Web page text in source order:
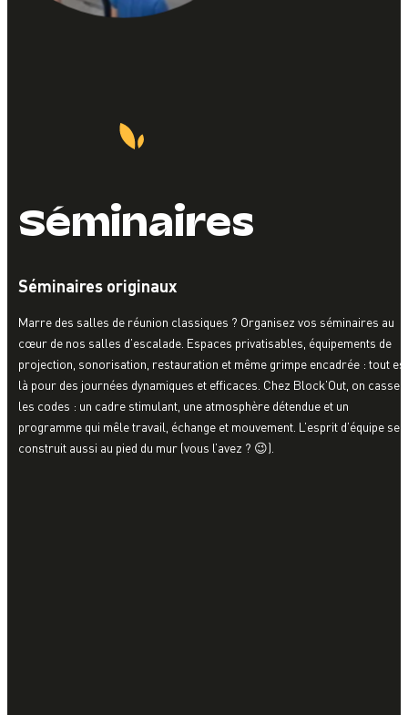
Séminaires
Séminaires originaux
Marre des salles de réunion classiques ? Organisez vos séminaires au
cœur de nos salles d’escalade. Espaces privatisables, équipements de
projection, sonorisation, restauration et même grimpe encadrée : tout est
là pour des journées dynamiques et efficaces. Chez Block’Out, on casse
les codes : un cadre stimulant, une atmosphère détendue et un
programme qui mêle travail, échange et mouvement. L’esprit d’équipe se
construit aussi au pied du mur (vous l’avez ? 😉).